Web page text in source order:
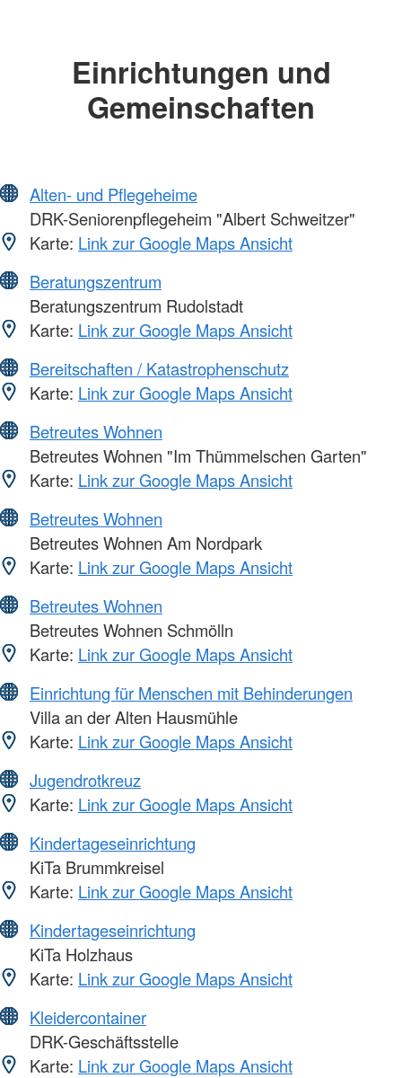
Einrichtungen und
Gemeinschaften
Alten- und Pflegeheime
DRK-Seniorenpflegeheim "Albert Schweitzer"
Karte: Link zur Google Maps Ansicht
Beratungszentrum
Beratungszentrum Rudolstadt
Karte: Link zur Google Maps Ansicht
Bereitschaften / Katastrophenschutz
Karte: Link zur Google Maps Ansicht
Betreutes Wohnen
Betreutes Wohnen "Im Thümmelschen Garten"
Karte: Link zur Google Maps Ansicht
Betreutes Wohnen
Betreutes Wohnen Am Nordpark
Karte: Link zur Google Maps Ansicht
Betreutes Wohnen
Betreutes Wohnen Schmölln
Karte: Link zur Google Maps Ansicht
Einrichtung für Menschen mit Behinderungen
Villa an der Alten Hausmühle
Karte: Link zur Google Maps Ansicht
Jugendrotkreuz
Karte: Link zur Google Maps Ansicht
Kindertageseinrichtung
KiTa Brummkreisel
Karte: Link zur Google Maps Ansicht
Kindertageseinrichtung
KiTa Holzhaus
Karte: Link zur Google Maps Ansicht
Kleidercontainer
DRK-Geschäftsstelle
Karte: Link zur Google Maps Ansicht